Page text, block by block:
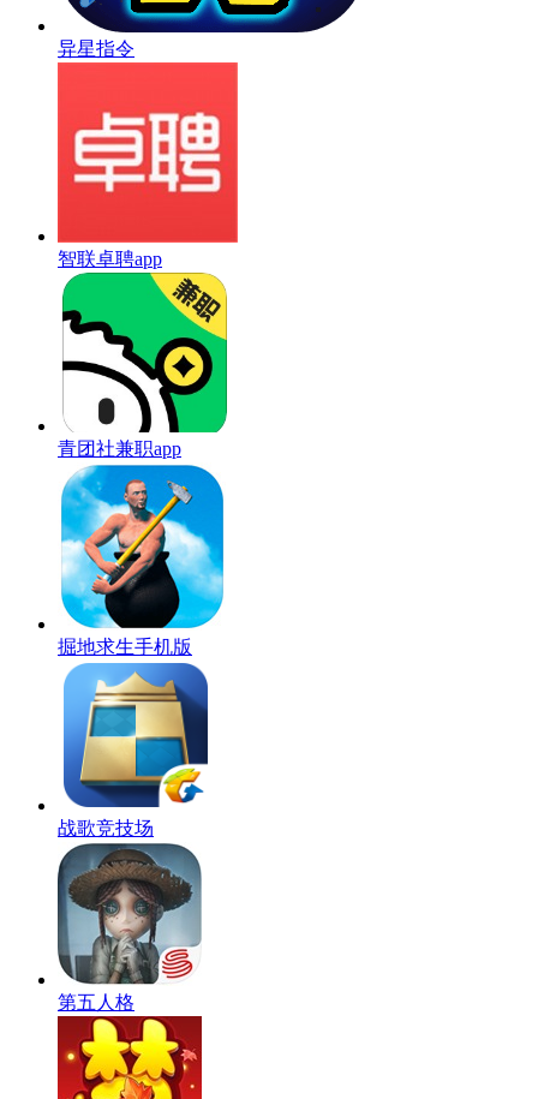
异星指令
智联卓聘app
青团社兼职app
掘地求生手机版
战歌竞技场
第五人格